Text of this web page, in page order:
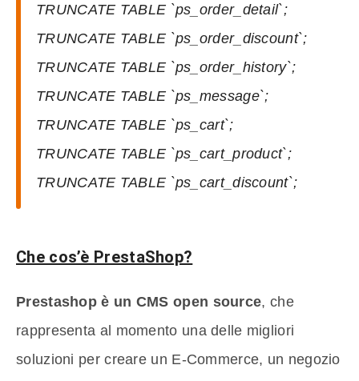
TRUNCATE TABLE `ps_order_detail`;
TRUNCATE TABLE `ps_order_discount`;
TRUNCATE TABLE `ps_order_history`;
TRUNCATE TABLE `ps_message`;
TRUNCATE TABLE `ps_cart`;
TRUNCATE TABLE `ps_cart_product`;
TRUNCATE TABLE `ps_cart_discount`;
Che cos’è PrestaShop?
Prestashop è un CMS open source, che
rappresenta al momento una delle migliori
soluzioni per creare un E-Commerce, un negozio